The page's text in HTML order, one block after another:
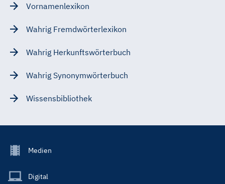
Vornamenlexikon
Wahrig Fremdwörterlexikon
Wahrig Herkunftswörterbuch
Wahrig Synonymwörterbuch
Wissensbibliothek
Footer
Main
Medien
Digital